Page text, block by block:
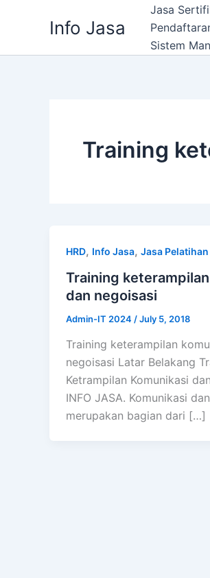
Info Jasa
Jasa
Sistem
Training
HRD, Info Jasa, Jasa Pelatihan
Training
dan negoisasi
Admin-IT 2024 /July 5, 2018
Training keterampilan
negoisasi Latar Belakang
Ketrampilan Komunikasi
INFO JASA. Komunikasi
merupakan bagian dari […]